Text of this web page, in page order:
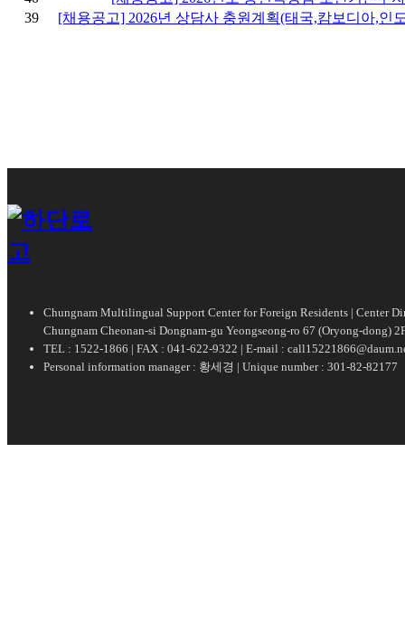
39
[채용공고] 2026년 상담사 충원계획(태국,캄보디아,인
Chungnam Multilingual Support Center for Foreign Residents | Center
Chungnam Cheonan-si Dongnam-gu Yeongseong-ro 67 (Oryong-dong)
TEL : 1522-1866 | FAX : 041-622-9322 | E-mail :
Personal information manager : 황세경 | Unique number : 301-82-82177